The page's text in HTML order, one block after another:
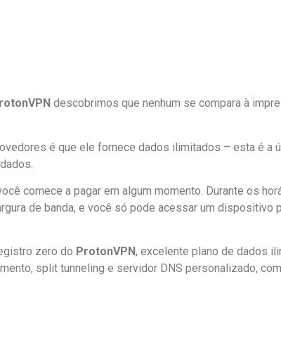
descobrimos que nenhum se compara à
é que ele fornece dados ilimitados – esta é a
comece a pagar em algum momento. Durante os
de banda, e você só pode acessar um dispositivo
zero do ProtonVPN, excelente plano de dados
split tunneling e servidor DNS personalizado,